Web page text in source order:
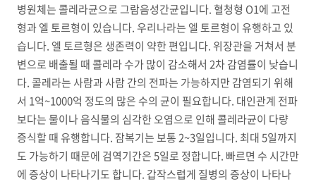
병원체는 콜레라균으로 그람음성간균입니다. 혈청형 O1에 고전
형과 엘 토르형이 있습니다. 우리나라는 엘 토르형이 유행하고 있
습니다. 엘 토르형은 생존력이 약한 편입니다. 위장관을 거쳐서 분
변으로 배출될 때 콜레라 수가 많이 감소해서 2차 감염률이 낮습니
다. 콜레라는 사람과 사람 간의 전파는 가능하지만 감염되기 위해
서 1억~1000억 정도의 많은 수의 균이 필요합니다. 대인관계 전파
보다는 물이나 음식물의 심각한 오염으로 인해 콜레라균이 다량
증식할 때 유행합니다. 잠복기는 보통 2~3일입니다. 최대 5일까지
도 가능하기 때문에 검역기간은 5일로 정합니다. 빠르면 수 시간만
에 증상이 나타나기도 합니다. 갑작스럽게 질병의 증상이 나타나